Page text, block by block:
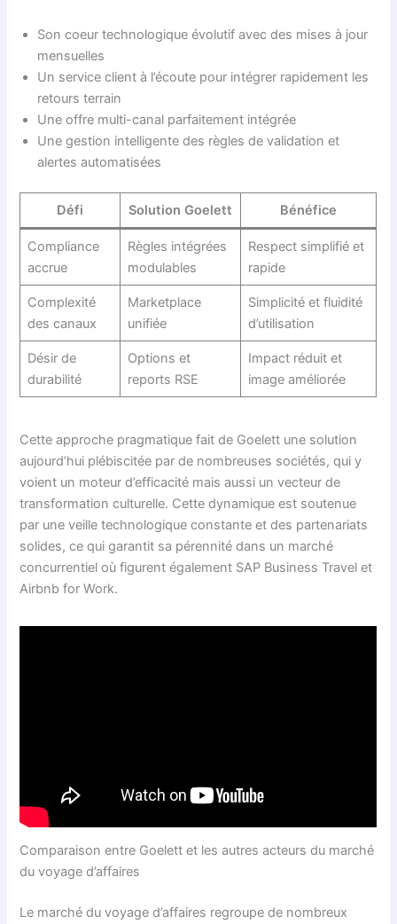
Son coeur technologique évolutif avec des mises à jour
mensuelles
Un service client à l’écoute pour intégrer rapidement les
retours terrain
Une offre multi-canal parfaitement intégrée
Une gestion intelligente des règles de validation et
alertes automatisées
Défi Solution Goelett Bénéfice
Compliance
accrue
Règles intégrées
modulables
Respect simplifié et
rapide
Complexité
des canaux
Marketplace
unifiée
Simplicité et fluidité
d’utilisation
Désir de
durabilité
Options et
reports RSE
Impact réduit et
image améliorée
Cette approche pragmatique fait de Goelett une solution
aujourd’hui plébiscitée par de nombreuses sociétés, qui y
voient un moteur d’efficacité mais aussi un vecteur de
transformation culturelle. Cette dynamique est soutenue
par une veille technologique constante et des partenariats
solides, ce qui garantit sa pérennité dans un marché
concurrentiel où figurent également SAP Business Travel et
Airbnb for Work.
Comparaison entre Goelett et les autres acteurs du marché
du voyage d’affaires
Le marché du voyage d’affaires regroupe de nombreux